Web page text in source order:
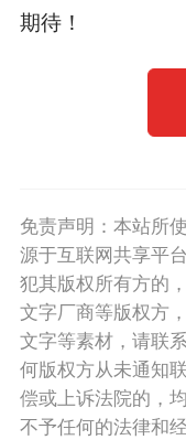
期待！
免责声明：本站所
源于互联网共享平
犯其版权所有方的
文字厂商等版权方
文字等素材，请联
何版权方从未通知
偿或上诉法院的，
不予任何的法律和